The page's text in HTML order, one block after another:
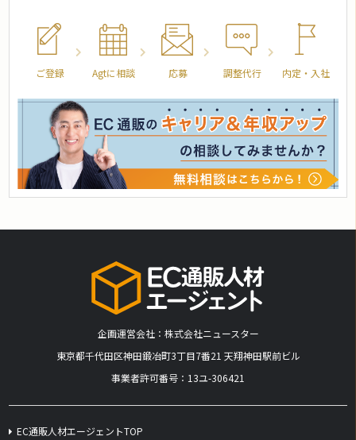
ご登録 Agtに相談 応募 調整代行 内定・入社
企画運営会社：株式会社ニュースター
​東京都千代田区神田鍛冶町3丁目7番21 天翔神田駅前ビル
事業者許可番号：13ユ-306421
EC通販人材エージェントTOP